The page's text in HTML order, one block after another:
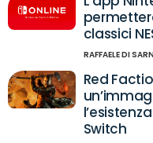
classici
RAFFAELE DI
Red
Switch